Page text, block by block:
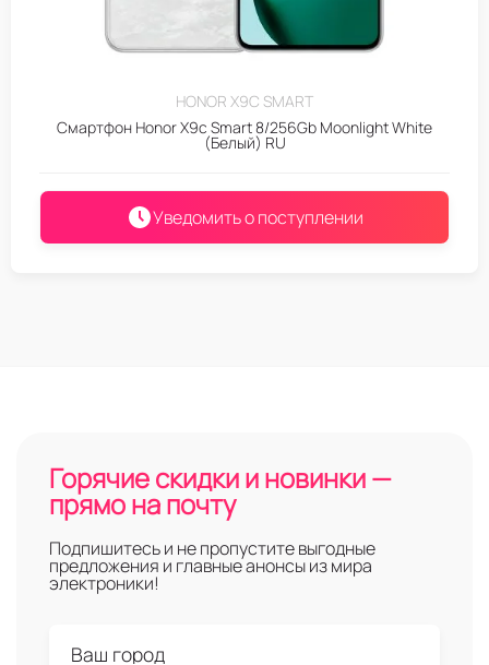
HONOR X9C SMART
Смартфон Honor X9c Smart 8/256Gb Moonlight White
(Белый) RU
Уведомить о поступлении
Горячие скидки и новинки —
прямо на почту
Подпишитесь и не пропустите выгодные
предложения и главные анонсы из мира
электроники!